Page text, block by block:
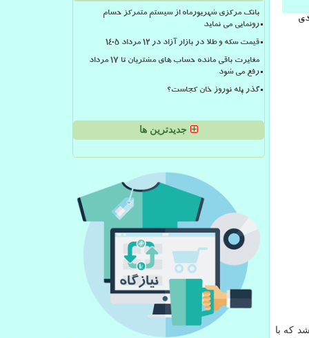
که با
بانک مرکزی شهریورماه از سیستم متمرکز حسام
رونمایی می نماید
قیمت سکه و طلا در بازار آزاد در ۱۲ مرداد ۱۴۰۵
مغایرت باقی مانده حساب های مشتریان تا 17 مرداد
رفع می شود
گذر پله نوروز خان کجاست؟
جدیدترین ها